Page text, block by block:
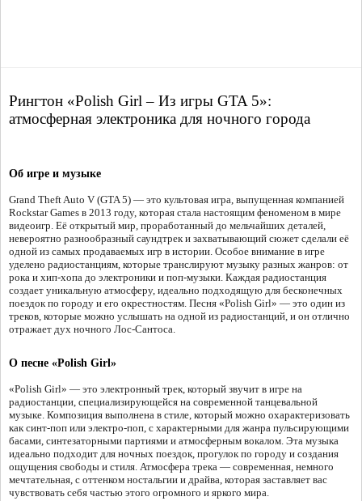
Рингтон «Polish Girl – Из игры GTA 5»:
атмосферная электроника для ночного города
Об игре и музыке
Grand Theft Auto V (GTA 5) — это культовая игра, выпущенная компанией
Rockstar Games в 2013 году, которая стала настоящим феноменом в мире
видеоигр. Её открытый мир, проработанный до мельчайших деталей,
невероятно разнообразный саундтрек и захватывающий сюжет сделали её
одной из самых продаваемых игр в истории. Особое внимание в игре
уделено радиостанциям, которые транслируют музыку разных жанров: от
рока и хип-хопа до электроники и поп-музыки. Каждая радиостанция
создает уникальную атмосферу, идеально подходящую для бесконечных
поездок по городу и его окрестностям. Песня «Polish Girl» — это один из
треков, которые можно услышать на одной из радиостанций, и он отлично
отражает дух ночного Лос-Сантоса.
О песне «Polish Girl»
«Polish Girl» — это электронный трек, который звучит в игре на
радиостанции, специализирующейся на современной танцевальной
музыке. Композиция выполнена в стиле, который можно охарактеризовать
как синт-поп или электро-поп, с характерными для жанра пульсирующими
басами, синтезаторными партиями и атмосферным вокалом. Эта музыка
идеально подходит для ночных поездок, прогулок по городу и создания
ощущения свободы и стиля. Атмосфера трека — современная, немного
мечтательная, с оттенком ностальгии и драйва, которая заставляет вас
чувствовать себя частью этого огромного и яркого мира.